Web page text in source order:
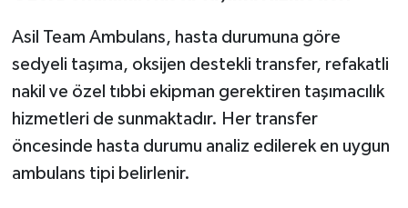
Asil Team Ambulans, hasta durumuna göre
sedyeli taşıma, oksijen destekli transfer, refakatli
nakil ve özel tıbbi ekipman gerektiren taşımacılık
hizmetleri de sunmaktadır. Her transfer
öncesinde hasta durumu analiz edilerek en uygun
ambulans tipi belirlenir.